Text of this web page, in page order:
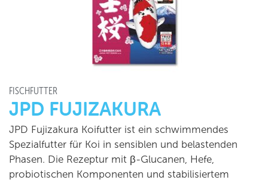
FISCHFUTTER
JPD FUJIZAKURA
JPD Fujizakura Koifutter ist ein schwimmendes
Spezialfutter für Koi in sensiblen und belastenden
Phasen. Die Rezeptur mit β-Glucanen, Hefe,
probiotischen Komponenten und stabilisiertem